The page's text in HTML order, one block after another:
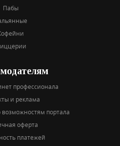
Пабы
профессионала
и реклама
возможностям портала
оферта
платежей